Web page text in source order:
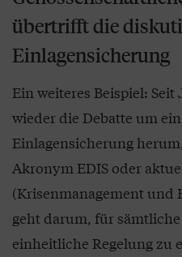
übertrifft die
Einlagensicherung
Ein weiteres Beispiel:
wieder die Debatte um
Einlagensicherung
Akronym EDIS oder
(Krisenmanagement und
geht darum, für
einheitliche Regelung zu